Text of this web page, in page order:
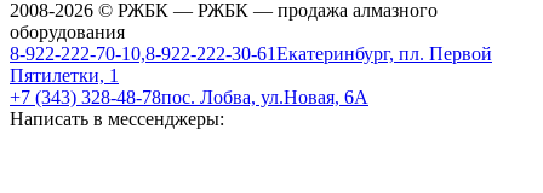
2008-2026 © РЖБК — РЖБК — продажа алмазного
оборудования
8-922-222-70-10,8-922-222-30-61Екатеринбург, пл. Первой
Пятилетки, 1
+7 (343) 328-48-78пос. Лобва, ул.Новая, 6А
Написать в мессенджеры: